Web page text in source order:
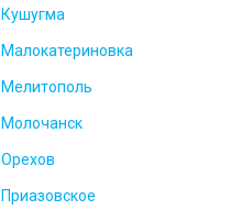
Кушугма
Малокатериновка
Мелитополь
Молочанск
Орехов
Приазовское